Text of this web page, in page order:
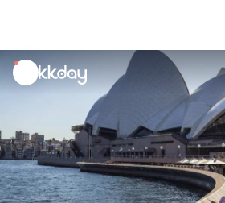
unread
notifications